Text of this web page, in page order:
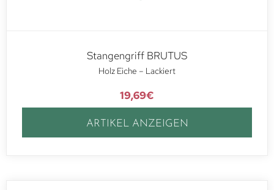
Stangengriff BRUTUS
Holz Eiche – Lackiert
19,69€
ARTIKEL ANZEIGEN